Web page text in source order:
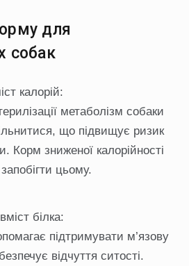
для
собак
калорій:
метаболізм собаки
що підвищує ризик
Корм зниженої калорійності
цьому.
білка:
підтримувати м’язову
відчуття ситості.